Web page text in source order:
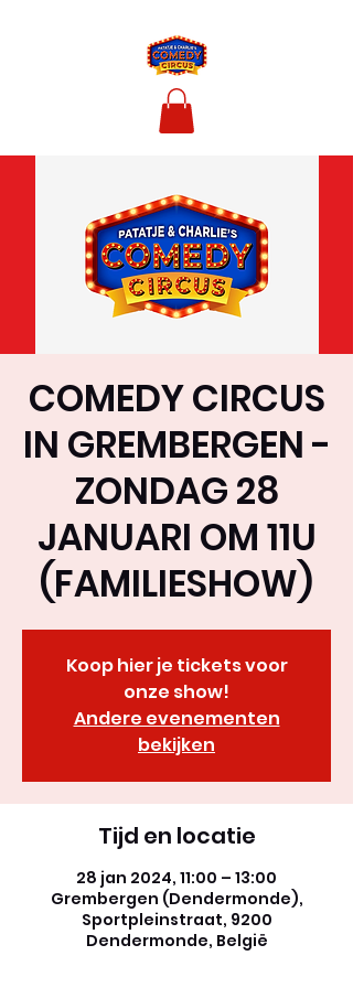
COMEDY CIRCUS
IN GREMBERGEN -
ZONDAG 28
JANUARI OM 11U
(FAMILIESHOW)
Koop hier je tickets voor
onze show!
Andere evenementen
bekijken
Tijd en locatie
28 jan 2024, 11:00 – 13:00
Grembergen (Dendermonde),
Sportpleinstraat, 9200
Dendermonde, België